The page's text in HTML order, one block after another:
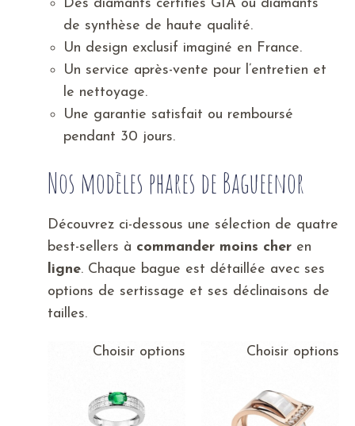
Des diamants certifiés GIA ou diamants
de synthèse de haute qualité.
Un design exclusif imaginé en France.
Un service après-vente pour l’entretien et
le nettoyage.
Une garantie satisfait ou remboursé
pendant 30 jours.
Nos modèles phares de Bagueenor
Découvrez ci-dessous une sélection de quatre
best-sellers à commander moins cher en
ligne. Chaque bague est détaillée avec ses
options de sertissage et ses déclinaisons de
tailles.
Choisir options Choisir options